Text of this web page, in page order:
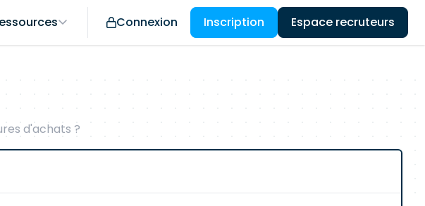
Connexion Inscription Espace recruteurs
d'achats ?